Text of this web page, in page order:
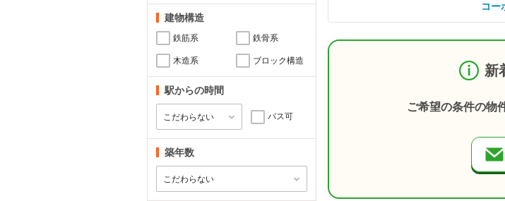
建物構造
鉄筋系 鉄骨系
木造系 ブロック構造
駅からの時間
バス可
築年数
コー
新
ご希望の条件の物